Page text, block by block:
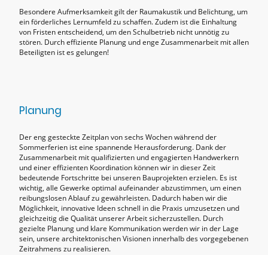
Besondere Aufmerksamkeit gilt der Raumakustik und Belichtung, um
ein förderliches Lernumfeld zu schaffen. Zudem ist die Einhaltung
von Fristen entscheidend, um den Schulbetrieb nicht unnötig zu
stören. Durch effiziente Planung und enge Zusammenarbeit mit allen
Beteiligten ist es gelungen!
Planung
Der eng gesteckte Zeitplan von sechs Wochen während der
Sommerferien ist eine spannende Herausforderung. Dank der
Zusammenarbeit mit qualifizierten und engagierten Handwerkern
und einer effizienten Koordination können wir in dieser Zeit
bedeutende Fortschritte bei unseren Bauprojekten erzielen. Es ist
wichtig, alle Gewerke optimal aufeinander abzustimmen, um einen
reibungslosen Ablauf zu gewährleisten. Dadurch haben wir die
Möglichkeit, innovative Ideen schnell in die Praxis umzusetzen und
gleichzeitig die Qualität unserer Arbeit sicherzustellen. Durch
gezielte Planung und klare Kommunikation werden wir in der Lage
sein, unsere architektonischen Visionen innerhalb des vorgegebenen
Zeitrahmens zu realisieren.